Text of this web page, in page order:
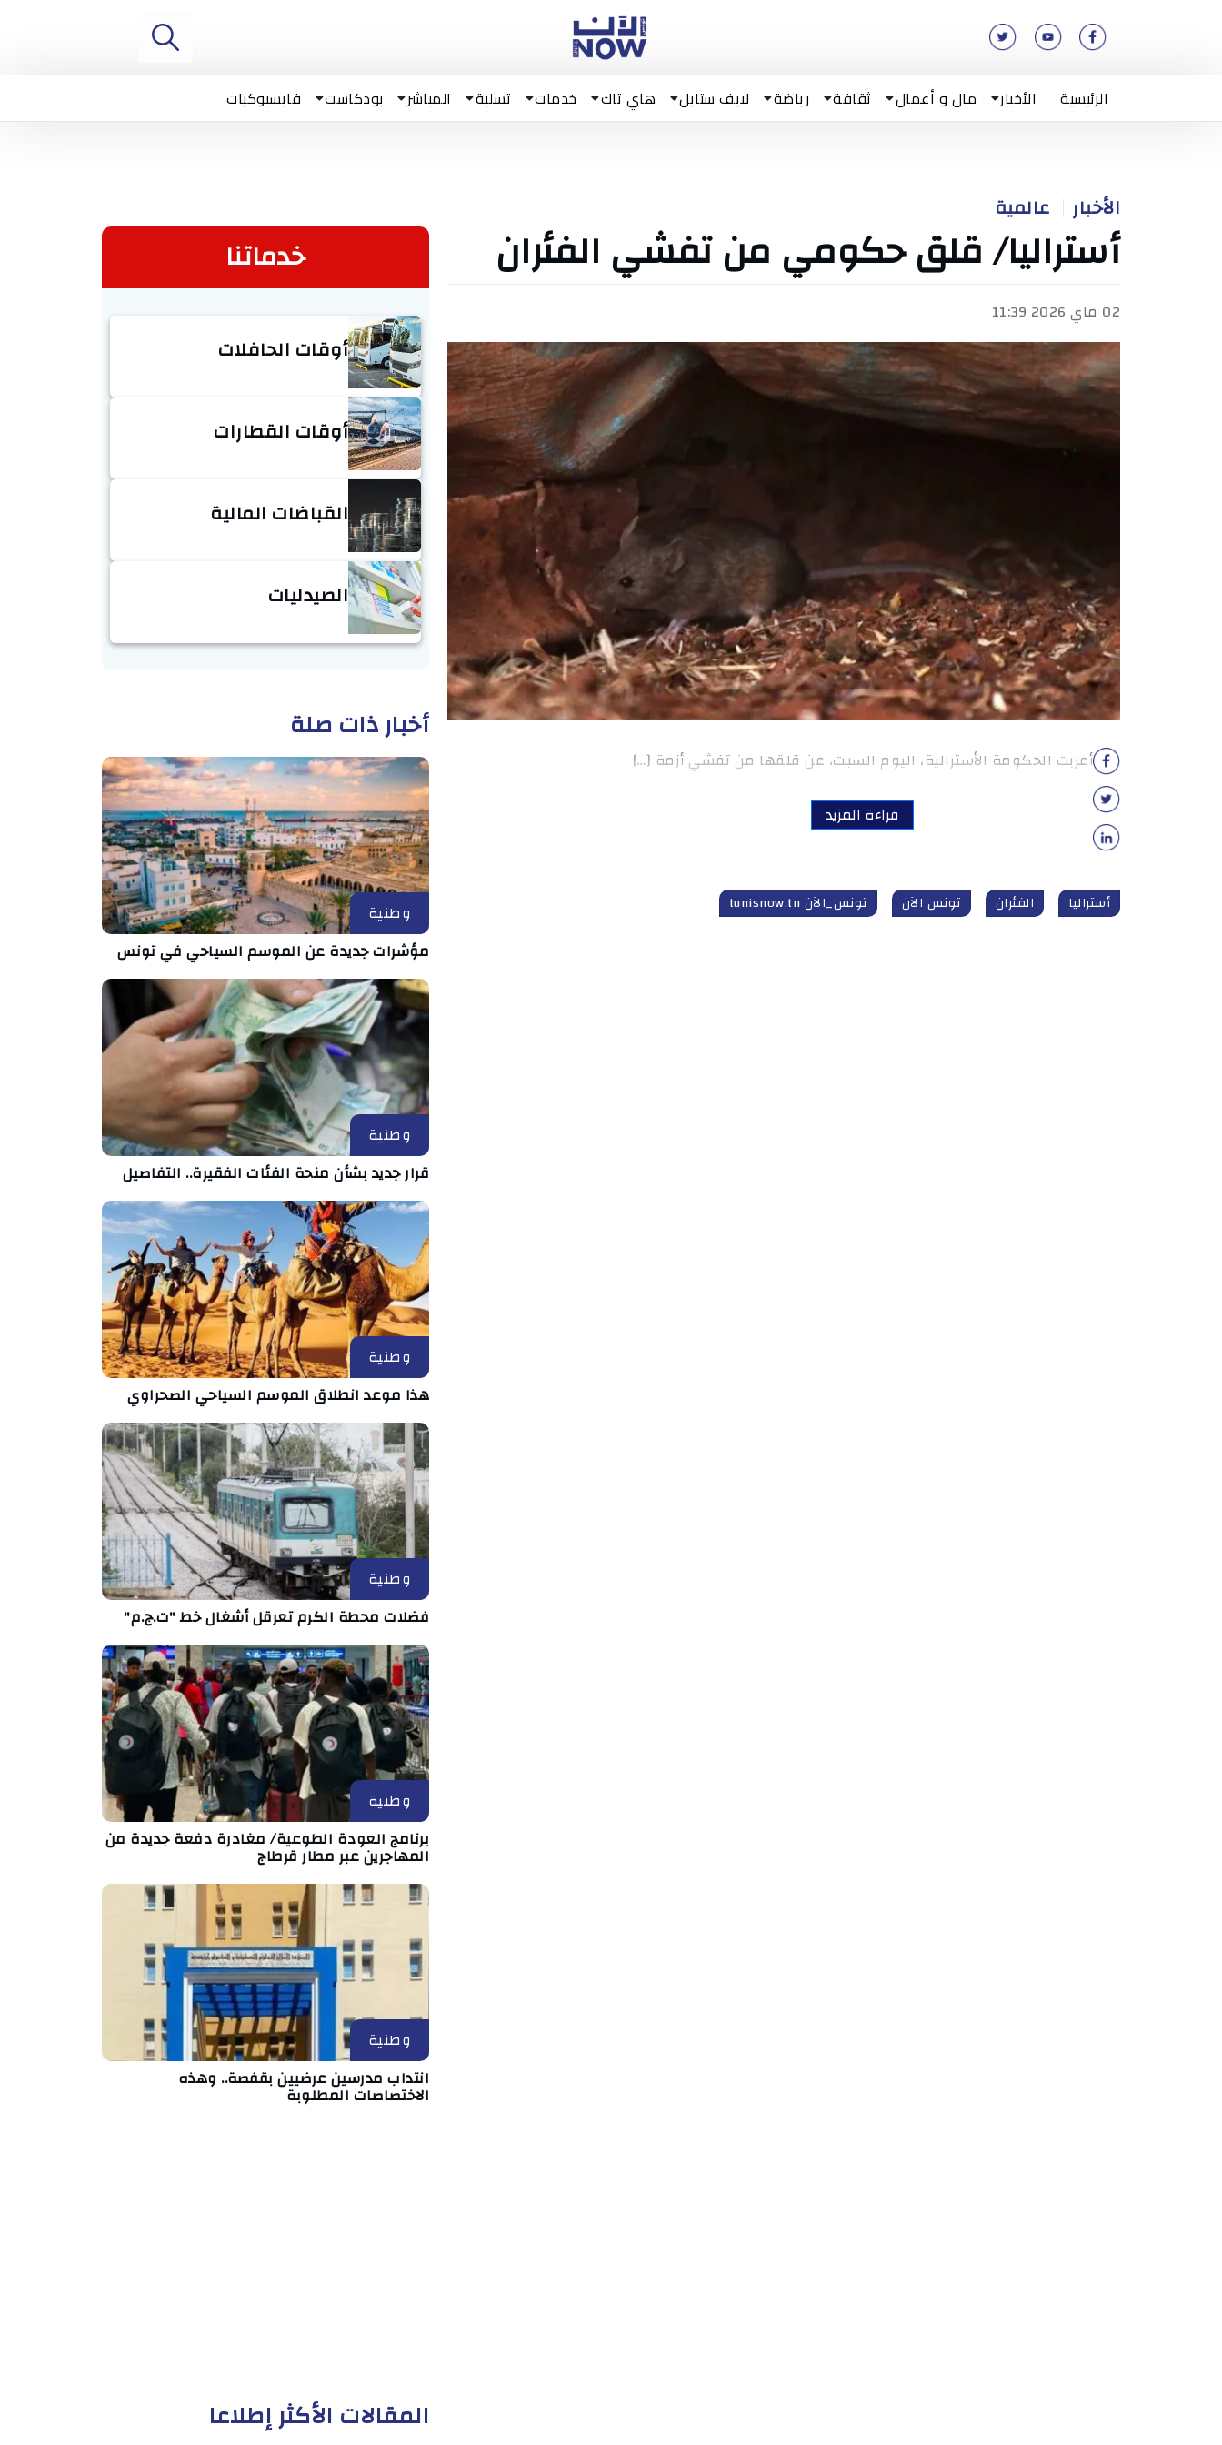
الرئيسية الأخبار مال و أعمال ثقافة رياضة لايف ستايل هاي تاك خدمات تسلية المباشر بودكاست فايسبوكيات
الأخبار عالمية
أستراليا/ قلق حكومي من تفشي الفئران
02 ماي 2026 11:39
أعربت الحكومة الأسترالية، اليوم السبت، عن قلقها من تفشي أزمة […]
قراءة المزيد
أستراليا الفئران تونس الآن تونس_الآن tunisnow.tn
خدماتنا
أوقات الحافلات
أوقات القطارات
القباضات المالية
الصيدليات
أخبار ذات صلة
وطنية
مؤشرات جديدة عن الموسم السياحي في تونس
وطنية
قرار جديد بشأن منحة الفئات الفقيرة.. التفاصيل
وطنية
هذا موعد انطلاق الموسم السياحي الصحراوي
وطنية
فضلات محطة الكرم تعرقل أشغال خط "ت.ج.م"
وطنية
برنامج العودة الطوعية/ مغادرة دفعة جديدة من
المهاجرين عبر مطار قرطاج
وطنية
انتداب مدرسين عرضيين بقفصة.. وهذه
الاختصاصات المطلوبة
المقالات الأكثر إطلاعا